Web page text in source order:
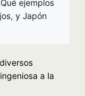
ejemplos
y Japón
a la